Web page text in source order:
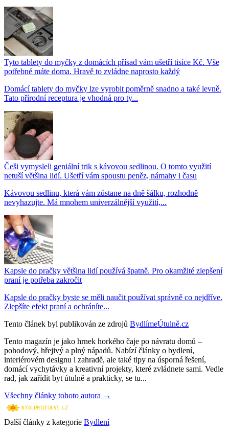
Tyto tablety do myčky z domácích přísad vám ušetří tisíce Kč. Vše
potřebné máte doma. Hravě to zvládne naprosto každý
Domácí tablety do myčky lze vyrobit poměrně snadno a také levně.
Tato přírodní receptura je vhodná pro ty...
Češi vymysleli geniální trik s kávovou sedlinou. O tomto využití
netuší většina lidí. Ušetří vám spoustu peněz, námahy i času
Kávovou sedlinu, která vám zůstane na dně šálku, rozhodně
nevyhazujte. Má mnohem univerzálnější využití,...
Kapsle do pračky většina lidí používá špatně. Pro okamžité zlepšení
praní je potřeba zakročit
Kapsle do pračky byste se měli naučit používat správně co nejdříve.
Zlepšíte efekt praní a ochráníte...
Tento článek byl publikován ze zdrojů BydlímeÚtulně.cz
Tento magazín je jako hrnek horkého čaje po návratu domů –
pohodový, hřejivý a plný nápadů. Nabízí články o bydlení,
interiérovém designu i zahradě, ale také tipy na úsporná řešení,
domácí vychytávky a kreativní projekty, které zvládnete sami. Vedle
rad, jak zařídit byt útulně a prakticky, se tu...
Všechny články tohoto autora →
Další články z kategorie Bydlení